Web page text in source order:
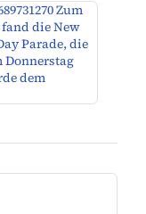
Zum
fand die New
Parade, die
Donnerstag
dem